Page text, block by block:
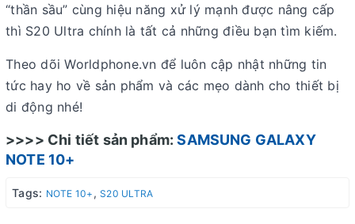
“thần sầu” cùng hiệu năng xử lý mạnh được nâng cấp
thì S20 Ultra chính là tất cả những điều bạn tìm kiếm.
Theo dõi Worldphone.vn để luôn cập nhật những tin
tức hay ho về sản phẩm và các mẹo dành cho thiết bị
di động nhé!
>>>> Chi tiết sản phẩm:SAMSUNG GALAXY
NOTE 10+
Tags: NOTE 10+ , S20 ULTRA